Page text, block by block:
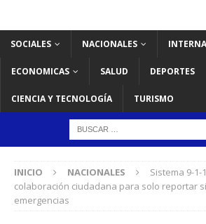
SOCIALES NACIONALES
ECONOMICAS SALUD DEPORTES
CIENCIA Y TECNOLOGÍA TURISMO
INICIO NACIONALES
Sistema 9-1-
colaboración ciudadana para solo reportar
emergencias